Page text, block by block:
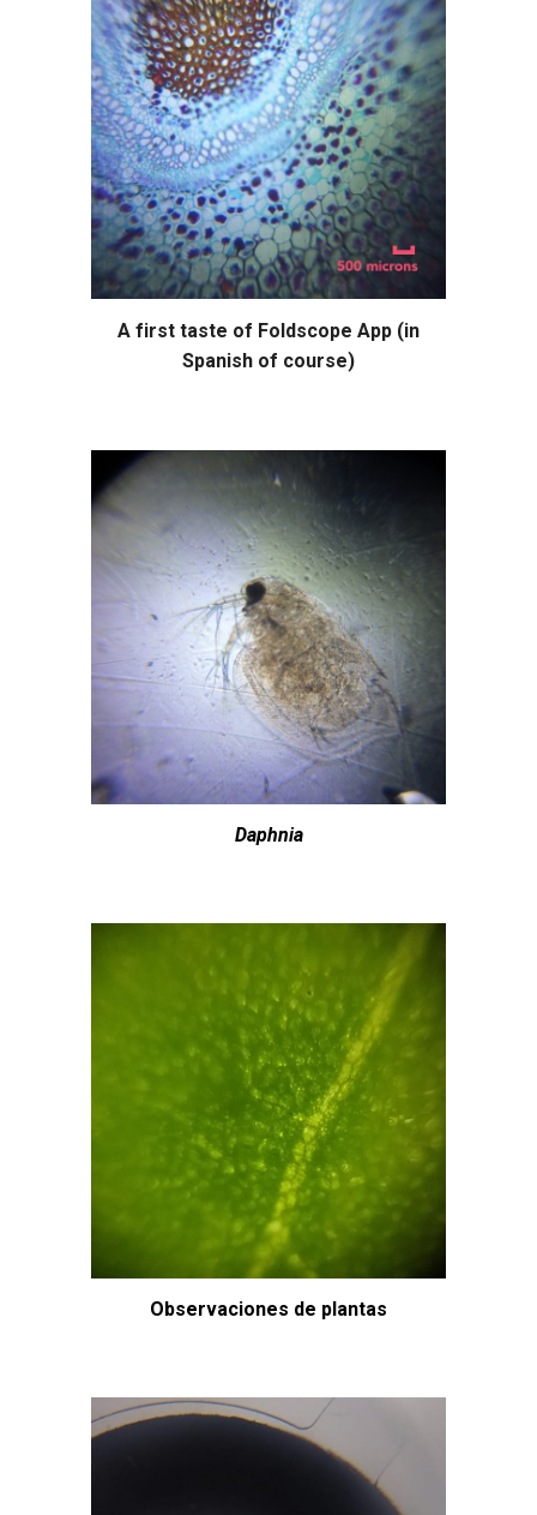
A first taste of Foldscope App (in
Spanish of course)
Daphnia
Observaciones de plantas